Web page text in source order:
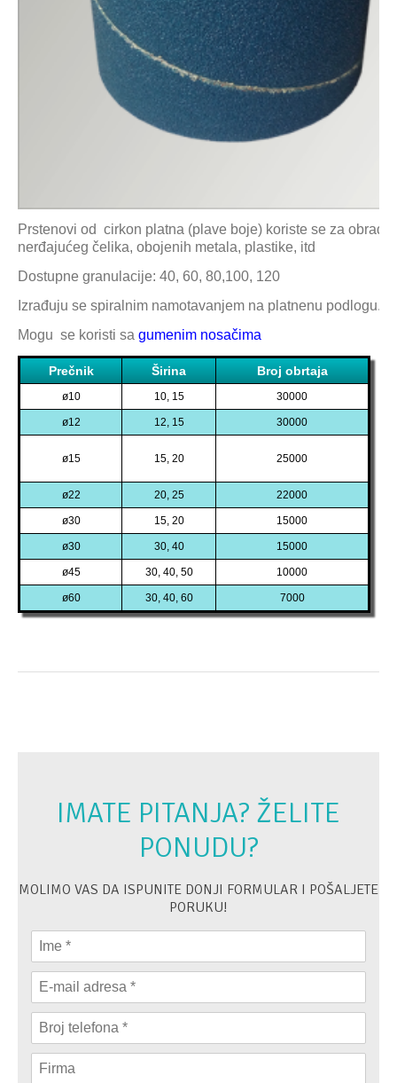
Prstenovi od cirkon platna (plave boje) koriste se za obradu
nerđajućeg čelika, obojenih metala, plastike, itd
Dostupne granulacije: 40, 60, 80,100, 120
Izrađuju se spiralnim namotavanjem na platnenu podlogu.
Mogu se koristi sa gumenim nosačima
Prečnik Širina Broj obrtaja
ø10 10, 15 30000
ø12 12, 15 30000
ø15 15, 20 25000
ø22 20, 25 22000
ø30 15, 20 15000
ø30 30, 40 15000
ø45 30, 40, 50 10000
ø60 30, 40, 60 7000
IMATE PITANJA? ŽELITE
PONUDU?
MOLIMO VAS DA ISPUNITE DONJI FORMULAR I POŠALJETE
PORUKU!